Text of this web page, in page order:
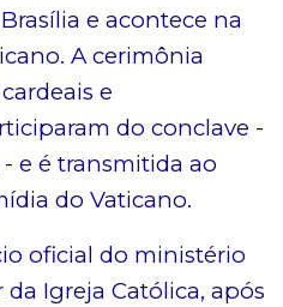
e acontece na
A cerimônia
e
do conclave -
e é transmitida ao
do Vaticano.
oficial do ministério
Igreja Católica, após